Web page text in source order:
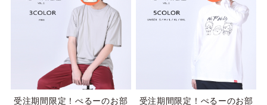
受注期間限定！ぺるーのお部
受注期間限定！ぺるーのお部